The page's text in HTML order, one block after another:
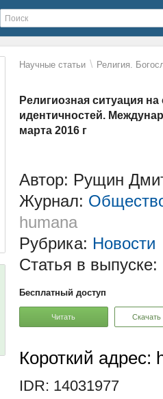
Научные статьи \ Религия.
Религиозная ситуация
идентичностей.
марта 2016 г
Автор: Рущин
Журнал:
humana
Рубрика: Новости
Статья в выпуске:
Бесплатный доступ
Читать Скачать
Короткий адрес:
IDR: 14031977